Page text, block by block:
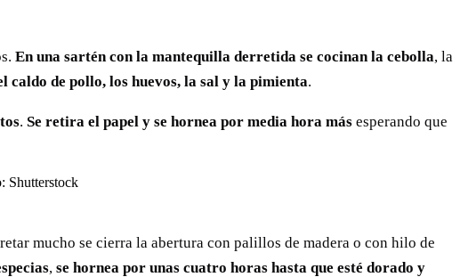
En una sartén con la mantequilla derretida se cocinan la cebolla, la
caldo de pollo, los huevos, la sal y la pimienta.
. Se retira el papel y se hornea por media hora más esperando que
mucho se cierra la abertura con palillos de madera o con hilo de
, se hornea por unas cuatro horas hasta que esté dorado y